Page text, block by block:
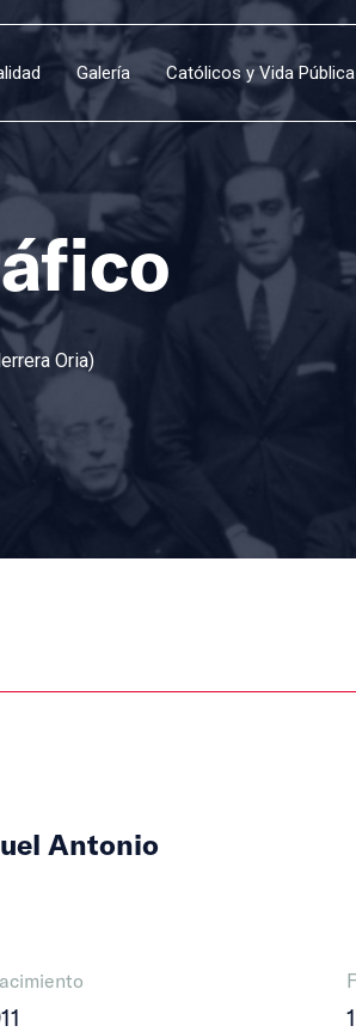
Galería Católicos y Vida Pública
Oria)
Antonio